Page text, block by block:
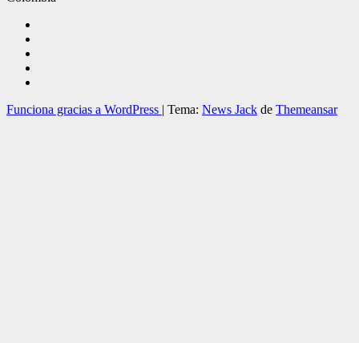
Funciona gracias a WordPress | Tema: News Jack de Themeansar